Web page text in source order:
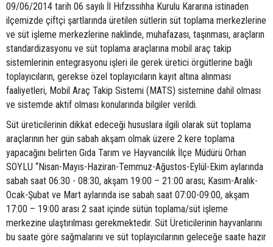
09/06/2014 tarih 06 sayılı İl Hıfzıssıhha Kurulu Kararına istinaden
ilçemizde çiftçi şartlarında üretilen sütlerin süt toplama merkezlerine
ve süt işleme merkezlerine naklinde, muhafazası, taşınması, araçların
standardizasyonu ve süt toplama araçlarına mobil araç takip
sistemlerinin entegrasyonu işleri ile gerek üretici örgütlerine bağlı
toplayıcıların, gerekse özel toplayıcıların kayıt altına alınması
faaliyetleri, Mobil Araç Takip Sistemi (MATS) sistemine dahil olması
ve sistemde aktif olması konularında bilgiler verildi.
Süt üreticilerinin dikkat edeceği hususlara ilgili olarak süt toplama
araçlarının her gün sabah akşam olmak üzere 2 kere toplama
yapacağını belirten Gıda Tarım ve Hayvancılık İlçe Müdürü Orhan
SOYLU “Nisan-Mayıs-Haziran-Temmuz-Ağustos-Eylül-Ekim aylarında
sabah saat 06:30 - 08:30, akşam 19:00 – 21:00 arası; Kasım-Aralık-
Ocak-Şubat ve Mart aylarında ise sabah saat 07:00-09:00, akşam
17:00 – 19:00 arası 2 saat içinde sütün toplama/süt işleme
merkezine ulaştırılması gerekmektedir. Süt Üreticilerinin hayvanlarını
bu saate göre sağmalarını ve süt toplayıcılarının geleceğe saate hazır